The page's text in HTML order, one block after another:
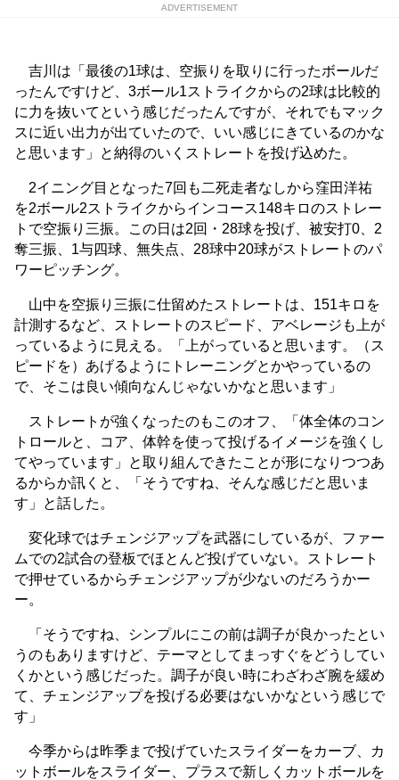
ADVERTISEMENT
吉川は「最後の1球は、空振りを取りに行ったボールだ
ったんですけど、3ボール1ストライクからの2球は比較的
に力を抜いてという感じだったんですが、それでもマック
スに近い出力が出ていたので、いい感じにきているのかな
と思います」と納得のいくストレートを投げ込めた。
2イニング目となった7回も二死走者なしから窪田洋祐
を2ボール2ストライクからインコース148キロのストレー
トで空振り三振。この日は2回・28球を投げ、被安打0、2
奪三振、1与四球、無失点、28球中20球がストレートのパ
ワーピッチング。
山中を空振り三振に仕留めたストレートは、151キロを
計測するなど、ストレートのスピード、アベレージも上が
っているように見える。「上がっていると思います。（ス
ピードを）あげるようにトレーニングとかやっているの
で、そこは良い傾向なんじゃないかなと思います」
ストレートが強くなったのもこのオフ、「体全体のコン
トロールと、コア、体幹を使って投げるイメージを強くし
てやっています」と取り組んできたことが形になりつつあ
るからか訊くと、「そうですね、そんな感じだと思いま
す」と話した。
変化球ではチェンジアップを武器にしているが、ファー
ムでの2試合の登板でほとんど投げていない。ストレート
で押せているからチェンジアップが少ないのだろうかー
ー。
「そうですね、シンプルにこの前は調子が良かったとい
うのもありますけど、テーマとしてまっすぐをどうしてい
くかという感じだった。調子が良い時にわざわざ腕を緩め
て、チェンジアップを投げる必要はないかなという感じで
す」
今季からは昨季まで投げていたスライダーをカーブ、カ
ットボールをスライダー、プラスで新しくカットボールを